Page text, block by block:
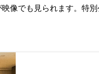
像でも見られます。特